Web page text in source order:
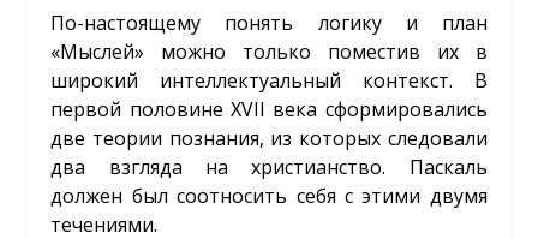
По-настоящему понять логику и план
«Мыслей» можно только поместив их в
широкий интеллектуальный контекст. В
первой половине XVII века сформировались
две теории познания, из которых следовали
два взгляда на христианство. Паскаль
должен был соотносить себя с этими двумя
течениями.